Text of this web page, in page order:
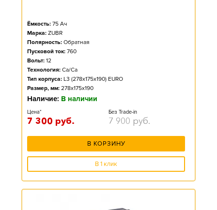
Ёмкость: 75 Ач
Марка: ZUBR
Полярность: Обратная
Пусковой ток: 760
Вольт: 12
Технология: Ca/Ca
Тип корпуса: L3 (278x175x190) EURO
Размер, мм: 278x175x190
Наличие: В наличии
Цена*
7 300 руб.
Без Trade-in
7 900 руб.
В КОРЗИНУ
В 1 клик